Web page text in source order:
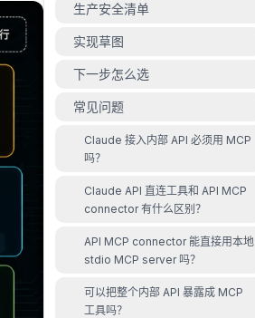
生产安全清单
实现草图
下一步怎么选
常见问题
Claude 接入内部 API 必须用 MCP
吗？
Claude API 直连工具和 API MCP
connector 有什么区别？
API MCP connector 能直接用本地
stdio MCP server 吗？
可以把整个内部 API 暴露成 MCP
工具吗？